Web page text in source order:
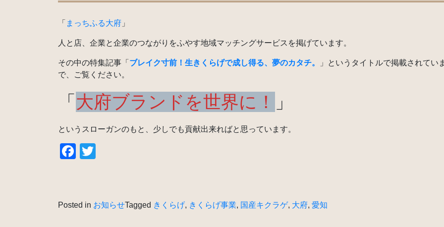
「 まっちふる大府 」
人と店、企業と企業のつながりをふやす地域マッチングサービスを掲げています。
その中の特集記事「 ブレイク寸前！生きくらげで成し得る、夢のカタチ。
」というタイトルで掲載されてい
で、ご覧ください。
「 大府ブランドを世界に！ 」
というスローガンのもと、少しでも貢献出来ればと思っています。
Facebook
Posted in お知らせTagged きくらげ, きくらげ事業, 国産キクラゲ, 大府, 愛知